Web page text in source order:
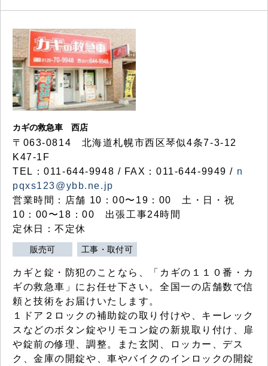
カギの救急車 西店
〒063-0814 北海道札幌市西区琴似4条7-3-12
K47-1F
TEL：011-644-9948 / FAX：011-644-9949 / n
pqxs123@ybb.ne.jp
営業時間：店舗 10：00〜19：00 土・日・祝
10：00〜18：00 出張工事24時間
定休日：不定休
販売可 工事・取付可
カギと錠・防犯のことなら、「カギの１１０番・カ
ギの救急車」にお任せ下さい。全国一の店舗数で信
頼と技術をお届けいたします。
１ドア２ロックの補助錠の取り付けや、キーレック
スなどのボタン錠やリモコン錠の新規取り付け、扉
や錠前の修理、調整。また玄関、ロッカー、デス
ク、金庫の開錠や、車やバイクのインロックの開錠